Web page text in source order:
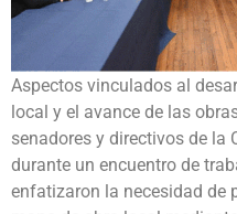
Aspectos vinculados al
local y el avance de las
senadores y directivos de la
durante un encuentro de
enfatizaron la necesidad de